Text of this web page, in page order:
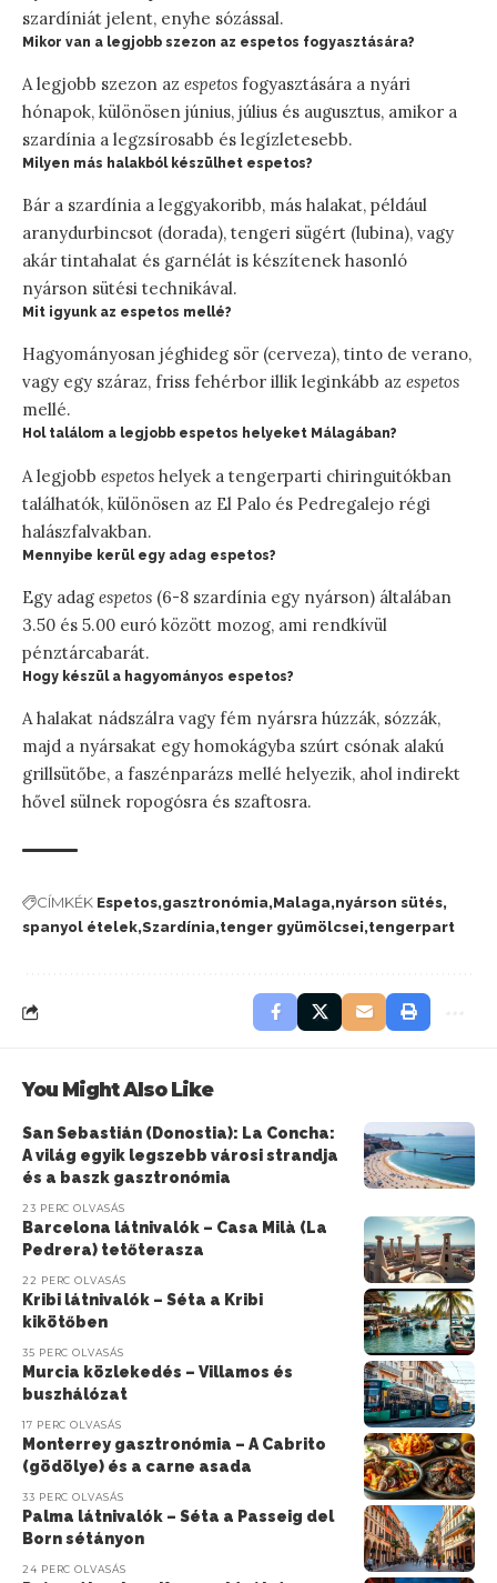
szardíniát jelent, enyhe sózással.
Mikor van a legjobb szezon az espetos fogyasztására?
A legjobb szezon az espetos fogyasztására a nyári
hónapok, különösen június, július és augusztus, amikor a
szardínia a legzsírosabb és legízletesebb.
Milyen más halakból készülhet espetos?
Bár a szardínia a leggyakoribb, más halakat, például
aranydurbincsot (dorada), tengeri sügért (lubina), vagy
akár tintahalat és garnélát is készítenek hasonló
nyárson sütési technikával.
Mit igyunk az espetos mellé?
Hagyományosan jéghideg sör (cerveza), tinto de verano,
vagy egy száraz, friss fehérbor illik leginkább az espetos
mellé.
Hol találom a legjobb espetos helyeket Málagában?
A legjobb espetos helyek a tengerparti chiringuitókban
találhatók, különösen az El Palo és Pedregalejo régi
halászfalvakban.
Mennyibe kerül egy adag espetos?
Egy adag espetos (6-8 szardínia egy nyárson) általában
3.50 és 5.00 euró között mozog, ami rendkívül
pénztárcabarát.
Hogy készül a hagyományos espetos?
A halakat nádszálra vagy fém nyársra húzzák, sózzák,
majd a nyársakat egy homokágyba szúrt csónak alakú
grillsütőbe, a faszénparázs mellé helyezik, ahol indirekt
hővel sülnek ropogósra és szaftosra.
CÍMKÉK Espetos gasztronómia Malaga nyárson sütés
spanyol ételek Szardínia tenger gyümölcsei tengerpart
You Might Also Like
San Sebastián (Donostia): La Concha:
A világ egyik legszebb városi strandja
és a baszk gasztronómia
23 PERC OLVASÁS
Barcelona látnivalók – Casa Milà (La
Pedrera) tetőterasza
22 PERC OLVASÁS
Kribi látnivalók – Séta a Kribi
kikötőben
35 PERC OLVASÁS
Murcia közlekedés – Villamos és
buszhálózat
17 PERC OLVASÁS
Monterrey gasztronómia – A Cabrito
(gödölye) és a carne asada
33 PERC OLVASÁS
Palma látnivalók – Séta a Passeig del
Born sétányon
24 PERC OLVASÁS